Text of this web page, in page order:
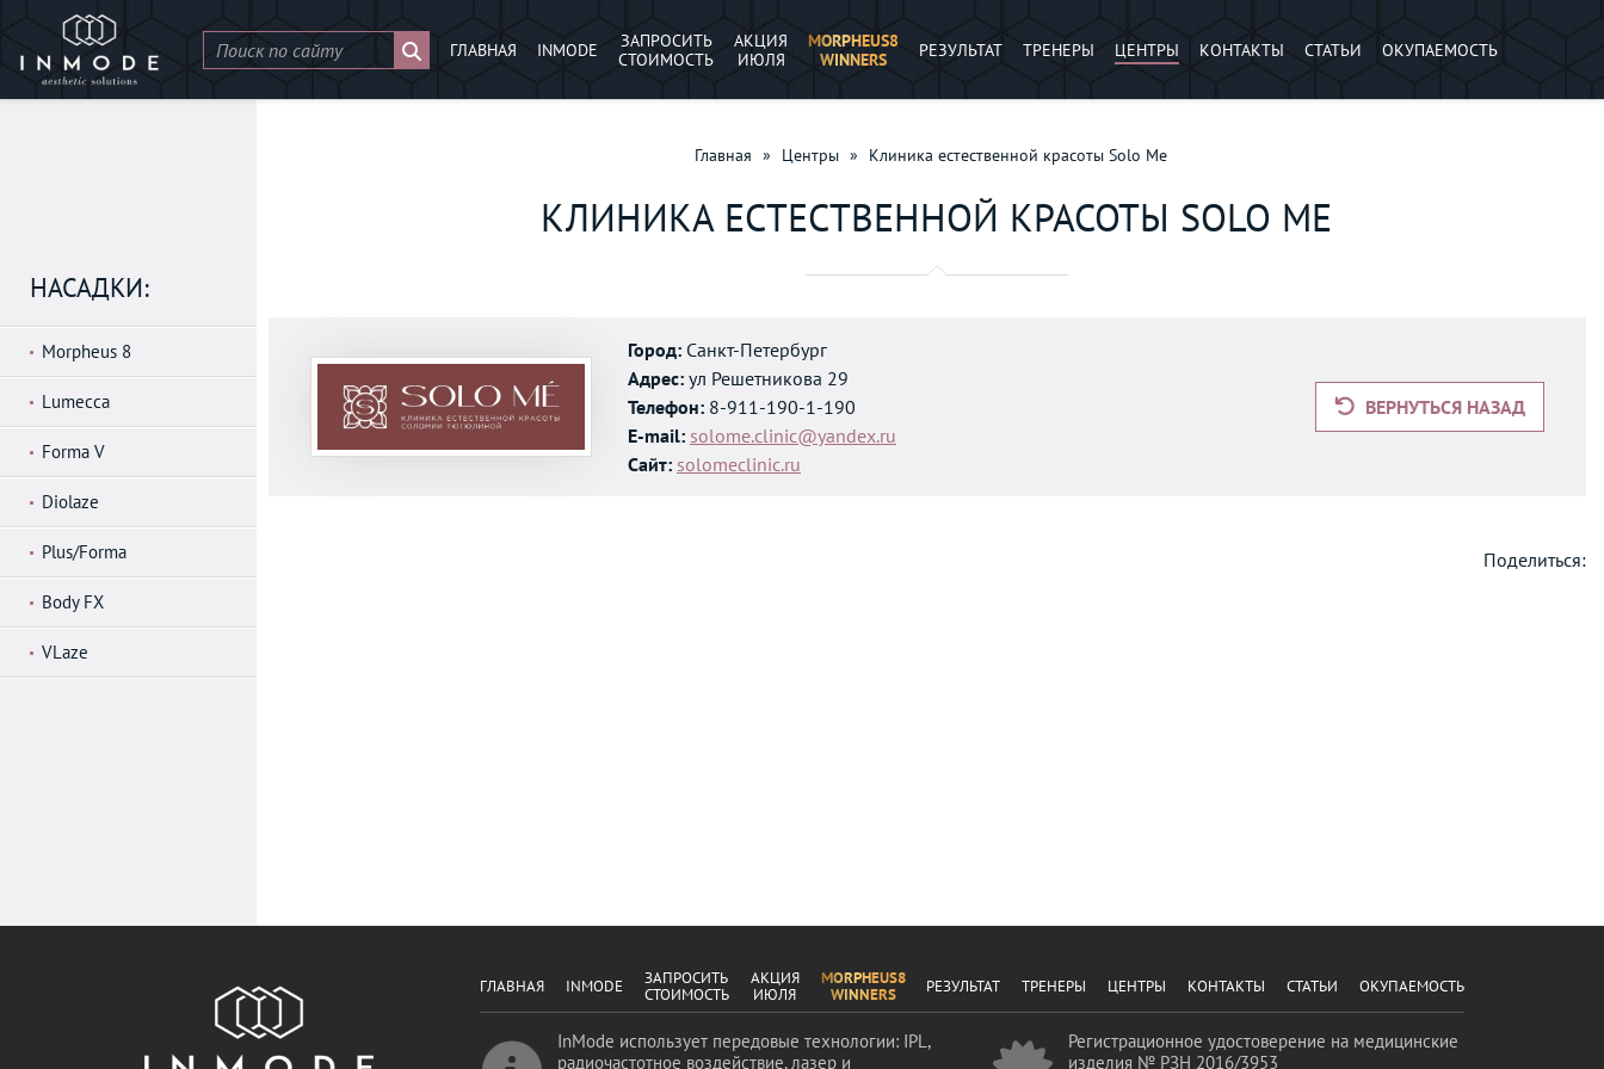
ГЛАВНАЯ INMODE
ЗАПРОСИТЬ
СТОИМОСТЬ
АКЦИЯ
ИЮЛЯ
MORPHEUS8
WINNERS
РЕЗУЛЬТАТ ТРЕНЕРЫ ЦЕНТРЫ КОНТАКТЫ СТАТЬИ ОКУПАЕМОСТЬ
НАСАДКИ:
Morpheus 8
Lumecca
Forma V
Diolaze
Plus/Forma
Body FX
VLaze
Главная » Центры » Клиника естественной красоты Solo Me
КЛИНИКА ЕСТЕСТВЕННОЙ КРАСОТЫ SOLO ME
Город: Санкт-Петербург
Адрес: ул Решетникова 29
Телефон: 8-911-190-1-190
E-mail: solome.clinic@yandex.ru
Сайт: solomeclinic.ru
ВЕРНУТЬСЯ НАЗАД
Поделиться:
ГЛАВНАЯ INMODE
ЗАПРОСИТЬ
СТОИМОСТЬ
АКЦИЯ
ИЮЛЯ
MORPHEUS8
WINNERS
РЕЗУЛЬТАТ ТРЕНЕРЫ ЦЕНТРЫ КОНТАКТЫ СТАТЬИ ОКУПАЕМОСТЬ
InMode использует передовые технологии: IPL,
радиочастотное воздействие, лазер и
Регистрационное удостоверение на медицинские
изделия № РЗН 2016/3953